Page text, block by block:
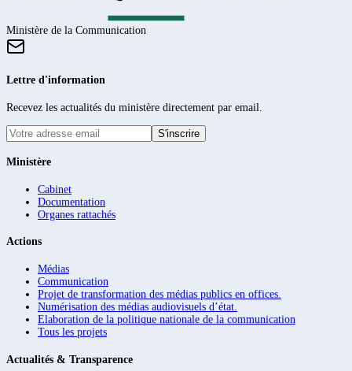
Ministère de la Communication
Lettre d'information
Recevez les actualités du ministère directement par email.
S'inscrire
Ministère
Cabinet
Documentation
Organes rattachés
Actions
Médias
Communication
Projet de transformation des médias publics en offices.
Numérisation des médias audiovisuels d’état.
Elaboration de la politique nationale de la communication
Tous les projets
Actualités & Transparence